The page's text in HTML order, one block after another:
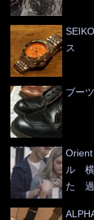
ス
ブー
ル 横
た 過